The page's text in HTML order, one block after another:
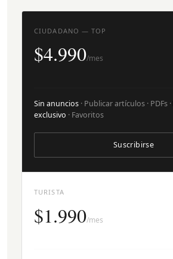
TURISTA
$1.990/mes
CIUDADANO — TOP
$4.990/mes
Sin anuncios · Publicar artículos · PDFs ·
exclusivo · Favoritos
Suscribirse